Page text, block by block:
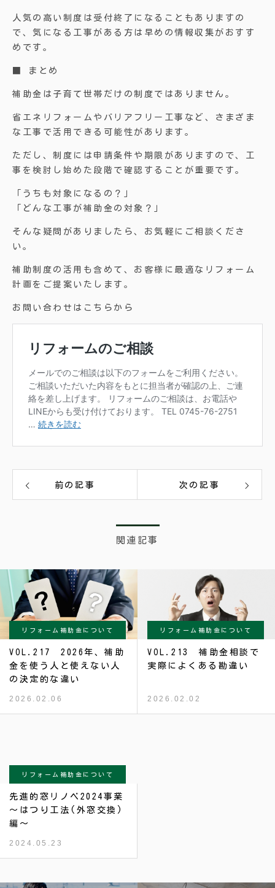
人気の高い制度は受付終了になることもありますの
で、気になる工事がある方は早めの情報収集がおすす
めです。
■ まとめ
補助金は子育て世帯だけの制度ではありません。
省エネリフォームやバリアフリー工事など、さまざま
な工事で活用できる可能性があります。
ただし、制度には申請条件や期限がありますので、工
事を検討し始めた段階で確認することが重要です。
「うちも対象になるの？」
「どんな工事が補助金の対象？」
そんな疑問がありましたら、お気軽にご相談くださ
い。
補助制度の活用も含めて、お客様に最適なリフォーム
計画をご提案いたします。
お問い合わせはこちらから
前の記事 次の記事
関連記事
リフォーム補助金について
VOL.217 2026年、補助
金を使う人と使えない人
の決定的な違い
2026.02.06
リフォーム補助金について
VOL.213 補助金相談で
実際によくある勘違い
2026.02.02
リフォーム補助金について
先進的窓リノベ2024事業
～はつり工法(外窓交換)
編～
2024.05.23